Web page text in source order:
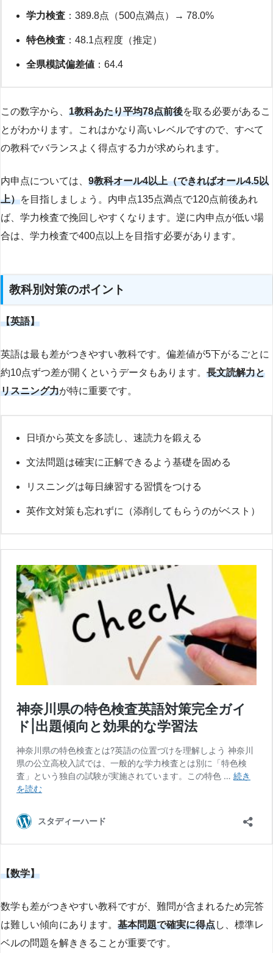
学力検査 ：389.8点（500点満点）→ 78.0%
特色検査 ：48.1点程度（推定）
全県模試偏差値 ：64.4
この数字から、 1教科あたり平均78点前後を取る必要があるこ
とがわかります。これはかなり高いレベルですので、すべて
の教科でバランスよく得点する力が求められます。
内申点については、 9教科オール4以上（できればオール4.5以
上）を目指しましょう。内申点135点満点で120点前後あれ
ば、学力検査で挽回しやすくなります。逆に内申点が低い場
合は、学力検査で400点以上を目指す必要があります。
教科別対策のポイント
【英語】
英語は最も差がつきやすい教科です。偏差値が5下がるごとに
約10点ずつ差が開くというデータもあります。 長文読解力と
リスニング力が特に重要です。
日頃から英文を多読し、速読力を鍛える
文法問題は確実に正解できるよう基礎を固める
リスニングは毎日練習する習慣をつける
英作文対策も忘れずに（添削してもらうのがベスト）
【数学】
数学も差がつきやすい教科ですが、難問が含まれるため完答
は難しい傾向にあります。 基本問題で確実に得点し、標準レ
ベルの問題を解ききることが重要です。